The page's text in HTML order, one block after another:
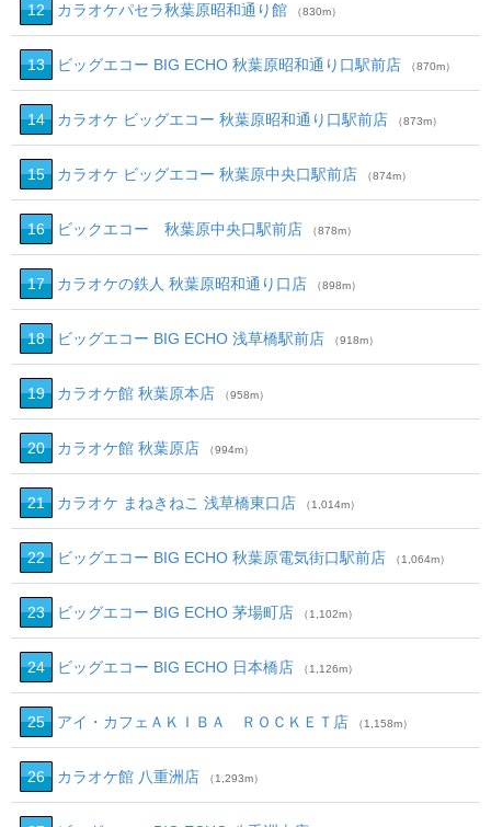
12 カラオケパセラ秋葉原昭和通り館 （830m）
13 ビッグエコー BIG ECHO 秋葉原昭和通り口駅前店 （870m）
14 カラオケ ビッグエコー 秋葉原昭和通り口駅前店 （873m）
15 カラオケ ビッグエコー 秋葉原中央口駅前店 （874m）
16 ビックエコー 秋葉原中央口駅前店 （878m）
17 カラオケの鉄人 秋葉原昭和通り口店 （898m）
18 ビッグエコー BIG ECHO 浅草橋駅前店 （918m）
19 カラオケ館 秋葉原本店 （958m）
20 カラオケ館 秋葉原店 （994m）
21 カラオケ まねきねこ 浅草橋東口店 （1,014m）
22 ビッグエコー BIG ECHO 秋葉原電気街口駅前店 （1,064m）
23 ビッグエコー BIG ECHO 茅場町店 （1,102m）
24 ビッグエコー BIG ECHO 日本橋店 （1,126m）
25 アイ・カフェＡＫＩＢＡ ＲＯＣＫＥＴ店 （1,158m）
26 カラオケ館 八重洲店 （1,293m）